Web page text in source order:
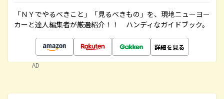
「ＮＹでやるべきこと」「見るべきもの」を、現地ニューヨー
カーと達人編集者が厳選紹介！！ ハンディなガイドブック。
詳細を見る
AD